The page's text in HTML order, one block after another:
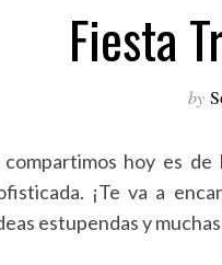
Fiesta
by
hoy es
¡Te va a
estupendas y